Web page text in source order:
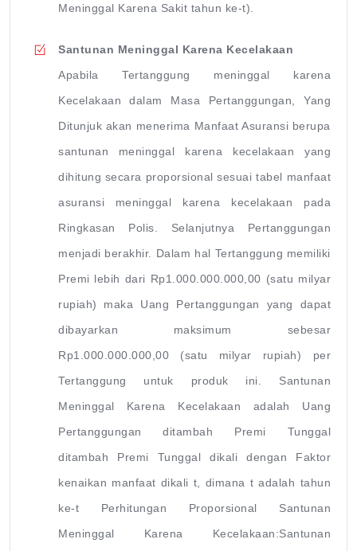
Meninggal Karena Sakit tahun ke-t).
Santunan Meninggal Karena Kecelakaan
Apabila Tertanggung meninggal karena
Kecelakaan dalam Masa Pertanggungan, Yang
Ditunjuk akan menerima Manfaat Asuransi berupa
santunan meninggal karena kecelakaan yang
dihitung secara proporsional sesuai tabel manfaat
asuransi meninggal karena kecelakaan pada
Ringkasan Polis. Selanjutnya Pertanggungan
menjadi berakhir. Dalam hal Tertanggung memiliki
Premi lebih dari Rp1.000.000.000,00 (satu milyar
rupiah) maka Uang Pertanggungan yang dapat
dibayarkan maksimum sebesar
Rp1.000.000.000,00 (satu milyar rupiah) per
Tertanggung untuk produk ini. Santunan
Meninggal Karena Kecelakaan adalah Uang
Pertanggungan ditambah Premi Tunggal
ditambah Premi Tunggal dikali dengan Faktor
kenaikan manfaat dikali t, dimana t adalah tahun
ke-t Perhitungan Proporsional Santunan
Meninggal Karena Kecelakaan:Santunan